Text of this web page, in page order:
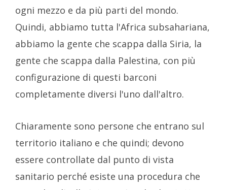
ogni mezzo e da più parti del mondo.
Quindi, abbiamo tutta l'Africa subsahariana,
abbiamo la gente che scappa dalla Siria, la
gente che scappa dalla Palestina, con più
configurazione di questi barconi
completamente diversi l'uno dall'altro.
Chiaramente sono persone che entrano sul
territorio italiano e che quindi; devono
essere controllate dal punto di vista
sanitario perché esiste una procedura che